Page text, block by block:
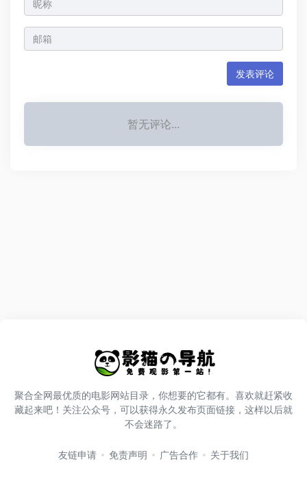
发表评论
暂无评论...
聚合全网最优质的电影网站目录，你想要的它都有。喜欢就赶紧收
藏起来吧！关注公众号，可以获得永久发布页面链接，这样以后就
不会迷路了。
友链申请 免责声明 广告合作 关于我们